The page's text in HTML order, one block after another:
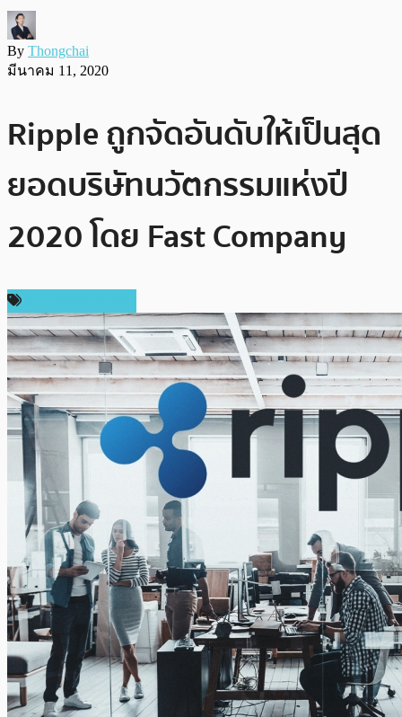
By Thongchai
มีนาคม 11, 2020
Ripple ถูกจัดอันดับให้เป็นสุด
ยอดบริษัทนวัตกรรมแห่งปี
2020 โดย Fast Company